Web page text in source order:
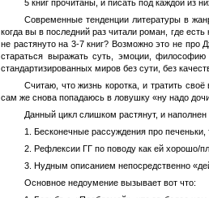
5 книг прочитаны, и писать под каждой из
Современные тенденции литературы в
когда вы в последний раз читали роман, где
не растянуто на 3-7 книг? Возможно это не про
стараться выражать суть, эмоции,
стандартизированных миров без сути, без
Считаю, что жизнь коротка, и тратить
сам же снова попадаюсь в ловушку «ну надо
Данный цикл слишком растянут, и
1. Бесконечные рассуждения про печеньки,
2. Рефлексии ГГ по поводу как ей хорошо/
3. Нудным описанием непосредственно
Основное недоумение вызывает вот что: